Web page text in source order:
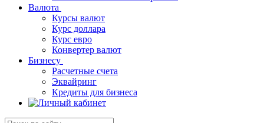
Валюта
Курсы валют
Курс доллара
Курс евро
Конвертер валют
Бизнесу
Расчетные счета
Эквайринг
Кредиты для бизнеса